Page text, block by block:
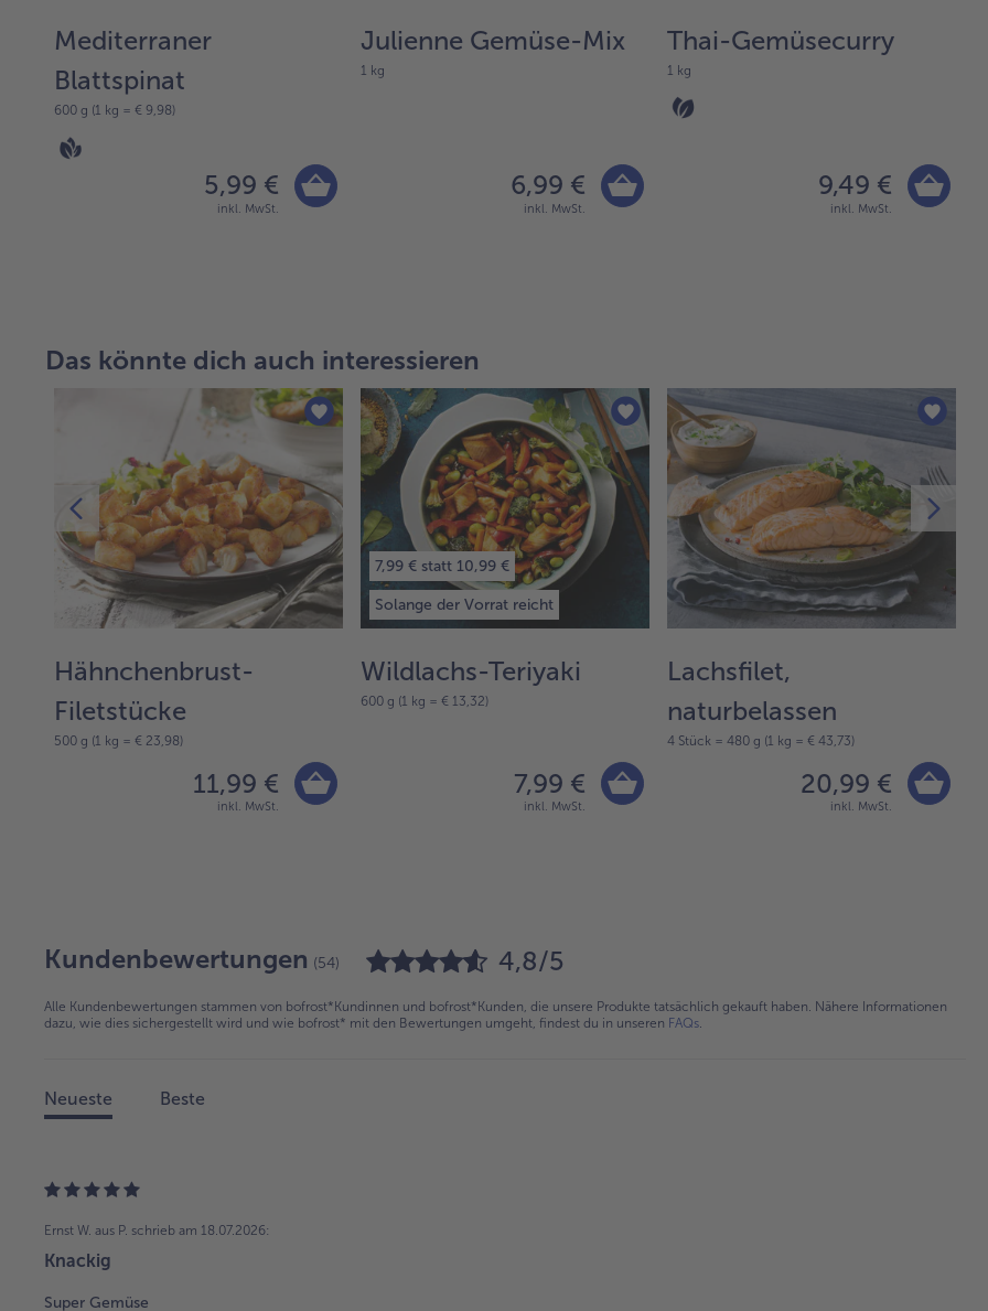
Mediterraner
Blattspinat
600 g (1 kg = € 9,98)
5,99 €
inkl. MwSt.
Julienne Gemüse-Mix
1 kg
6,99 €
inkl. MwSt.
Thai-Gemüsecurry
1 kg
9,49 €
inkl. MwSt.
Das könnte dich auch interessieren
Hähnchenbrust-
Filetstücke
500 g (1 kg = € 23,98)
11,99 €
inkl. MwSt.
7,99 € statt 10,99 €
Solange der Vorrat reicht
Wildlachs-Teriyaki
600 g (1 kg = € 13,32)
7,99 €
inkl. MwSt.
Lachsfilet,
naturbelassen
4 Stück = 480 g (1 kg = € 43,73)
20,99 €
inkl. MwSt.
Kundenbewertungen (54) 4,8/5
Alle Kundenbewertungen stammen von bofrost*Kundinnen und bofrost*Kunden, die unsere Produkte tatsächlich gekauft haben. Nähere Informationen
dazu, wie dies sichergestellt wird und wie bofrost* mit den Bewertungen umgeht, findest du in unseren FAQs.
Neueste Beste
Ernst W. aus P. schrieb am 18.07.2026:
Knackig
Super Gemüse